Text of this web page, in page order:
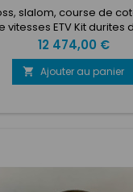
slalom, course de
vitesses ETV Kit
Arbre
MAR Potentiomètre de
0.3 bar EN
Différentiel 16
Prix
12 474,00 €
 Ajouter au panier